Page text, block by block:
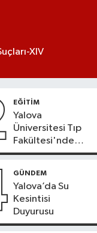
XIV
EĞİTİM
Yalova
Üniversitesi Tıp
Fakültesi'nde
Yeni Dönem
GÜNDEM
Yalova’da Su
Kesintisi
Duyurusu